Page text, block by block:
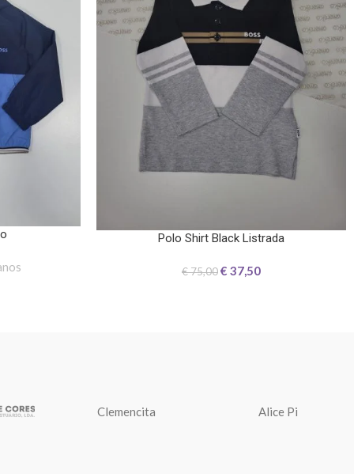
Polo Shirt Black Listrada
€75,00€ 37,50
Clemencita Alice Pi